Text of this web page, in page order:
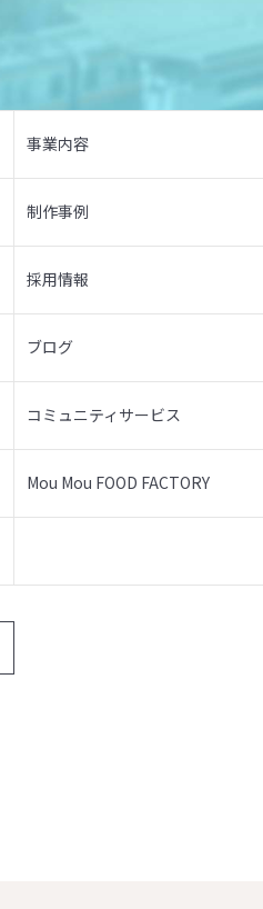
事業内容
制作事例
採用情報
ブログ
コミュニティサービス
Mou Mou FOOD FACTORY